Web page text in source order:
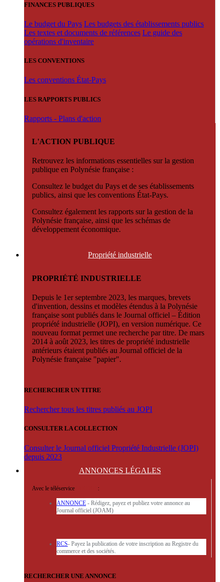
FINANCES PUBLIQUES
Le budget du Pays Les budgets des établissements publics
Les textes et documents de références Le guide des
opérations d'inventaire
LES CONVENTIONS
Les conventions État-Pays
LES RAPPORTS PUBLICS
Rapports - Plans d'action
L'ACTION PUBLIQUE
Retrouvez les informations essentielles sur la gestion
publique en Polynésie française :
Consultez le budget du Pays et de ses établissements
publics, ainsi que les conventions État-Pays.
Consultez également les rapports sur la gestion de la
Polynésie française, ainsi que les schémas de
développement économique.
Propriété industrielle
PROPRIÉTÉ INDUSTRIELLE
Depuis le 1er septembre 2023, les marques, brevets
d'invention, dessins et modèles étendus à la Polynésie
française sont publiés dans le Journal officiel – Édition
propriété industrielle (JOPI), en version numérique. Ce
nouveau format permet une recherche par titre. De mars
2014 à août 2023, les titres de propriété industrielle
antérieurs étaient publiés au Journal officiel de la
Polynésie française "papier".
RECHERCHER UN TITRE
Rechercher tous les titres publiés au JOPI
CONSULTER LA COLLECTION
Consulter le Journal officiel Propriété Industrielle (JOPI)
depuis 2023
ANNONCES LÉGALES
Avec le téléservice :
ANNONCE - Rédigez, payez et publiez votre annonce au
Journal officiel (JOAM)
RCS- Payez la publication de votre inscription au Registre du
commerce et des sociétés.
RECHERCHER UNE ANNONCE